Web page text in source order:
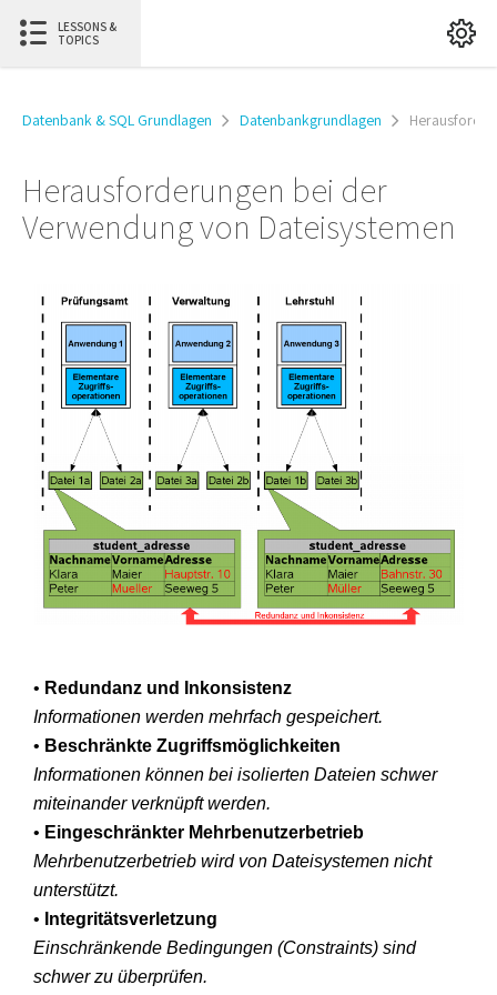
LESSONS &
TOPICS
Datenbank & SQL Grundlagen Datenbankgrundlagen
Herausforderungen bei der
Verwendung von Dateisystemen​
• Redundanz und Inkonsistenz
Informationen werden mehrfach gespeichert.
• Beschränkte Zugriffsmöglichkeiten
Informationen können bei isolierten Dateien schwer
miteinander verknüpft werden.
• Eingeschränkter Mehrbenutzerbetrieb
Mehrbenutzerbetrieb wird von Dateisystemen nicht
unterstützt.
• Integritätsverletzung
Einschränkende Bedingungen (Constraints) sind
schwer zu überprüfen.